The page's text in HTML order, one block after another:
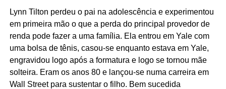
Lynn Tilton perdeu o pai na adolescência e experimentou
em primeira mão o que a perda do principal provedor de
renda pode fazer a uma família. Ela entrou em Yale com
uma bolsa de tênis, casou-se enquanto estava em Yale,
engravidou logo após a formatura e logo se tornou mãe
solteira. Eram os anos 80 e lançou-se numa carreira em
Wall Street para sustentar o filho. Bem sucedida